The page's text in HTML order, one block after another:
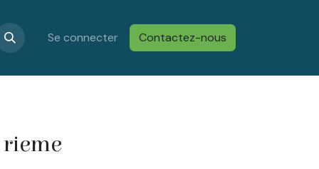
Confidentialité & Cookies Conditions générales de
Se connecter Contactez-nous